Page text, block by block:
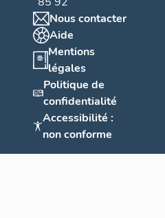
Nous contacter
Aide
Mentions
légales
Politique de
confidentialité
Accessibilité :
non conforme